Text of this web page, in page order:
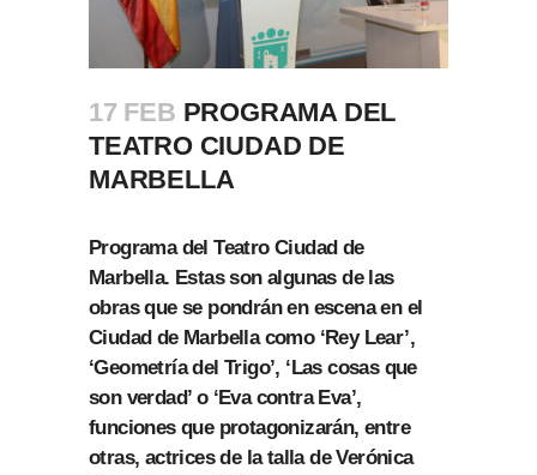
17 FEB PROGRAMA DEL
TEATRO CIUDAD DE
MARBELLA
Programa del Teatro Ciudad de
Marbella. Estas son algunas de las
obras que se pondrán en escena en el
Ciudad de Marbella como ‘Rey Lear’,
‘Geometría del Trigo’, ‘Las cosas que
son verdad’ o ‘Eva contra Eva’,
funciones que protagonizarán, entre
otras, actrices de la talla de Verónica